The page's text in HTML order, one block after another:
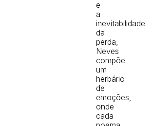
e
a
inevitabilidade
da
perda,
Neves
compõe
um
herbário
de
emoções,
onde
cada